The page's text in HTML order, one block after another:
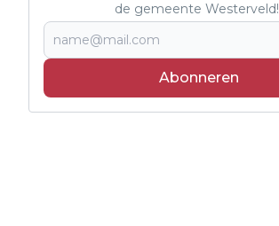
de gemeente Westerveld!
Abonneren